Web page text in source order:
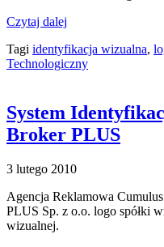
Czytaj dalej
Tagi identyfikacja wizualna,
Technologiczny
System
Broker PLUS
3 lutego 2010
Agencja Reklamowa
PLUS Sp. z o.o. logo spółki
wizualnej.